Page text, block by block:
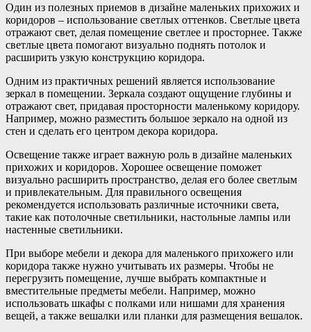
Один из полезных приемов в дизайне маленьких прихожих и
коридоров – использование светлых оттенков. Светлые цвета
отражают свет, делая помещение светлее и просторнее. Также
светлые цвета помогают визуально поднять потолок и
расширить узкую конструкцию коридора.
Одним из практичных решений является использование
зеркал в помещении. Зеркала создают ощущение глубины и
отражают свет, придавая просторности маленькому коридору.
Например, можно разместить большое зеркало на одной из
стен и сделать его центром декора коридора.
Освещение также играет важную роль в дизайне маленьких
прихожих и коридоров. Хорошее освещение поможет
визуально расширить пространство, делая его более светлым
и привлекательным. Для правильного освещения
рекомендуется использовать различные источники света,
такие как потолочные светильники, настольные лампы или
настенные светильники.
При выборе мебели и декора для маленького прихожего или
коридора также нужно учитывать их размеры. Чтобы не
перегрузить помещение, лучше выбрать компактные и
вместительные предметы мебели. Например, можно
использовать шкафы с полками или нишами для хранения
вещей, а также вешалки или планки для размещения вешалок.